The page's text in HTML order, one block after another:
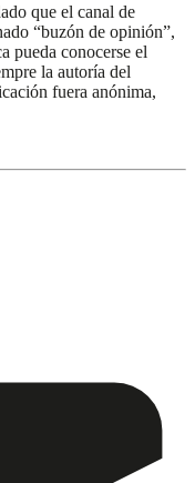
que el canal de
“buzón de opinión”,
pueda conocerse el
la autoría del
fuera anónima,